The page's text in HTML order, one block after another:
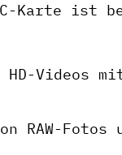
Karte ist
HD-Videos
RAW-Fotos